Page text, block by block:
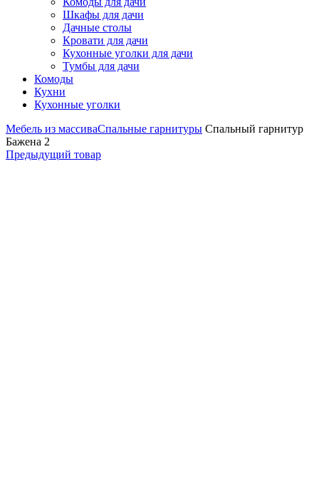
Шкафы для дачи
Дачные столы
Кровати для дачи
Кухонные уголки для дачи
Тумбы для дачи
Комоды
Кухни
Кухонные уголки
Мебель из массиваСпальные гарнитуры Спальный гарнитур
Бажена 2
Предыдущий товар